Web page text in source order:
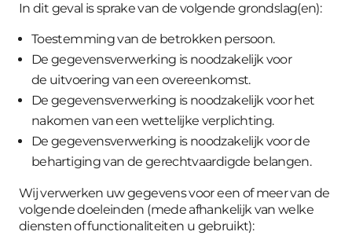
In dit geval is sprake van de volgende grondslag(en):
Toestemmingvan de betrokken persoon.
De gegevensverwerking is noodzakelijk voor
de uitvoering van een overeenkomst.
De gegevensverwerking is noodzakelijk voor het
nakomen van een wettelijke verplichting.
De gegevensverwerking is noodzakelijk voor de
behartiging van de gerechtvaardigde belangen.
Wij verwerken uw gegevens voor een of meer van de
volgende doeleinden (mede afhankelijk van welke
diensten of functionaliteiten u gebruikt):